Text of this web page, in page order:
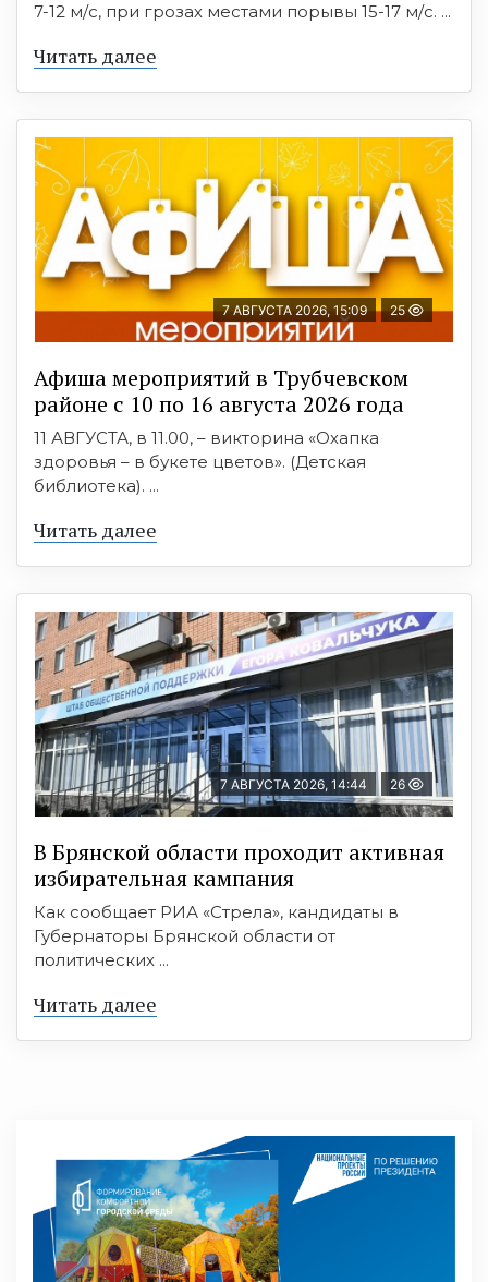
7-12 м/с, при грозах местами порывы 15-17 м/с. ...
Читать далее
7 АВГУСТА 2026, 15:09 25
Афиша мероприятий в Трубчевском
районе с 10 по 16 августа 2026 года
11 АВГУСТА, в 11.00, – викторина «Охапка
здоровья – в букете цветов». (Детская
библиотека). ...
Читать далее
7 АВГУСТА 2026, 14:44 26
В Брянской области проходит активная
избирательная кампания
Как сообщает РИА «Стрела», кандидаты в
Губернаторы Брянской области от
политических ...
Читать далее